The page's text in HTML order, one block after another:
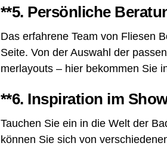
**5. Per­sön­li­che
Das erfah­re­ne Team von Flie­sen
Sei­te. Von der Aus­wahl der
mer­lay­outs – hier bekom­men Sie
**6. Inspi­ra­ti­on im
Tau­chen Sie ein in die Welt der
kön­nen Sie sich von